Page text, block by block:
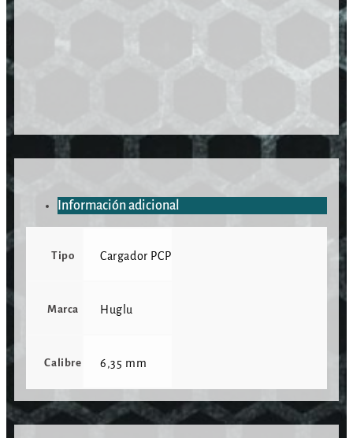
Información adicional
Tipo Cargador PCP
Marca Huglu
Calibre 6,35 mm